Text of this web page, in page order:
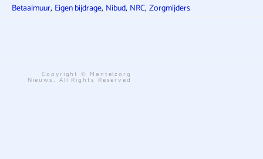
Betaalmuur, Eigen bijdrage, Nibud, NRC, Zorgmijders
Copyright © Mantelzorg
Nieuws. All Rights Reserved